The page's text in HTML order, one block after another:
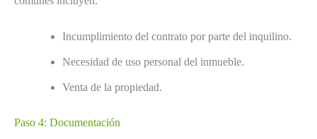
Incumplimiento del contrato por parte del inquilino.
Necesidad de uso personal del inmueble.
Venta de la propiedad.
Paso 4: Documentación